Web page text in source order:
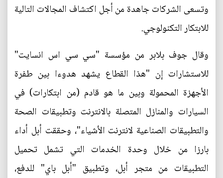
وتسعى الشركات جاهدة من أجل اكتشاف المجالات التالية
للابتكار التكنولوجي.
وقال جوف بلابر من مؤسسة "سي سي اس انسايت"
للاستشارات إن "هذا القطاع يشهد هدوءا بين طفرة
الأجهزة المحمولة وبين ما هو قادم (من ابتكارات) في
السيارات والمنازل المتصلة بالانترنت وتطبيقات الصحة
والتطبيقات الصناعية لانترنت الأشياء"، وحققت أبل أداء
بارزا من خلال وحدة الخدمات التي تشمل تحميل
التطبيقات من متجر أبل، وتطبيق "أبل باي" للدفع،